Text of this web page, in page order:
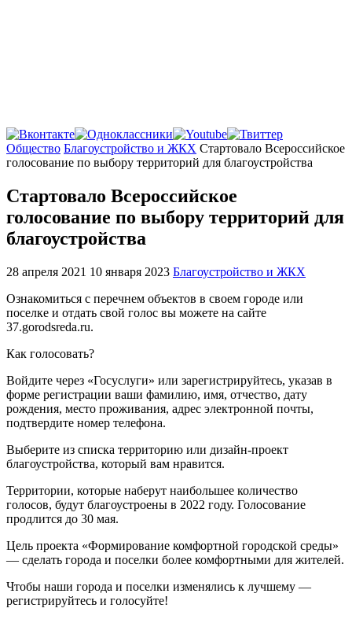
Главная
Общество Благоустройство и ЖКХ Стартовало Всероссийское
голосование по выбору территорий для благоустройства
Стартовало Всероссийское
голосование по выбору территорий для
благоустройства
28 апреля 2021 10 января 2023 Благоустройство и ЖКХ
Ознакомиться с перечнем объектов в своем городе или
поселке и отдать свой голос вы можете на сайте
37.gorodsreda.ru.
Как голосовать?
Войдите через «Госуслуги» или зарегистрируйтесь, указав в
форме регистрации ваши фамилию, имя, отчество, дату
рождения, место проживания, адрес электронной почты,
подтвердите номер телефона.
Выберите из списка территорию или дизайн-проект
благоустройства, который вам нравится.
Территории, которые наберут наибольшее количество
голосов, будут благоустроены в 2022 году. Голосование
продлится до 30 мая.
Цель проекта «Формирование комфортной городской среды»
— сделать города и поселки более комфортными для жителей.
Чтобы наши города и поселки изменялись к лучшему —
регистрируйтесь и голосуйте!